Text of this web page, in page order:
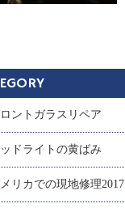
ントガラスリペア
ドライトの黄ばみ
リカでの現地修理2017